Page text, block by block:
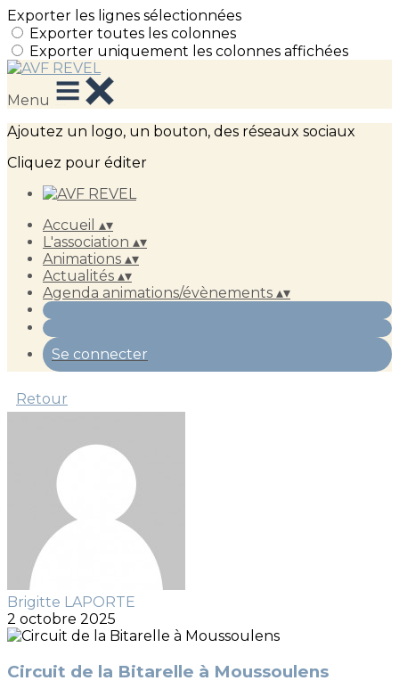
Exporter les lignes sélectionnées
Exporter toutes les colonnes
Exporter uniquement les colonnes affichées
Menu
Ajoutez un logo, un bouton, des réseaux sociaux
Cliquez pour éditer
Accueil ▴▾
L'association ▴▾
Animations ▴▾
Actualités ▴▾
Agenda animations/évènements ▴▾
Se connecter
Retour
Brigitte LAPORTE
2 octobre 2025
Circuit de la Bitarelle à Moussoulens